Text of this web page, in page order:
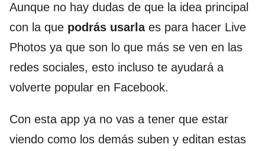
Aunque no hay dudas de que la idea principal
con la que podrás usarlaes para hacer Live
Photos ya que son lo que más se ven en las
redes sociales, esto incluso te ayudará a
volverte popular en Facebook.
Con esta app ya no vas a tener que estar
viendo como los demás suben y editan estas